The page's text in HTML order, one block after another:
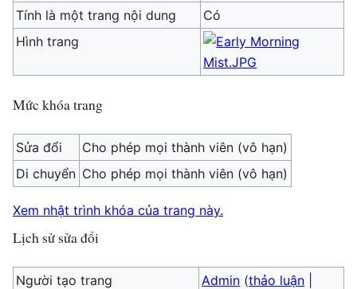
Tính là một trang nội dung
Có
Hình trang
Mức khóa trang
Sửa đổi
Cho phép mọi thành viên (vô hạn)
Di chuyển Cho phép mọi thành viên (vô hạn)
Xem nhật trình khóa của trang này.
Lịch sử sửa đổi
Người tạo trang Admin (thảo luận